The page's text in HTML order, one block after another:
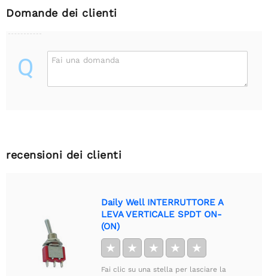
Domande dei clienti
Q Fai una domanda
recensioni dei clienti
Daily Well INTERRUTTORE A
LEVA VERTICALE SPDT ON-
(ON)
★ ★ ★ ★ ★
Fai clic su una stella per lasciare la